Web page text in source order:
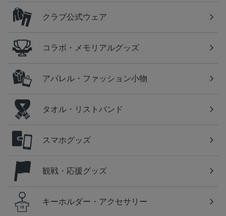
クラブ公式ウェア
コラボ・メモリアルグッズ
アパレル・ファッション小物
タオル・リストバンド
スマホグッズ
観戦・応援グッズ
キーホルダー・アクセサリー